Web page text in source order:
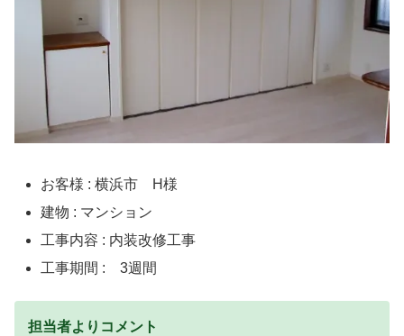
お客様 : 横浜市 H様
建物 : マンション
工事内容 : 内装改修工事
工事期間 : 3週間
担当者よりコメント